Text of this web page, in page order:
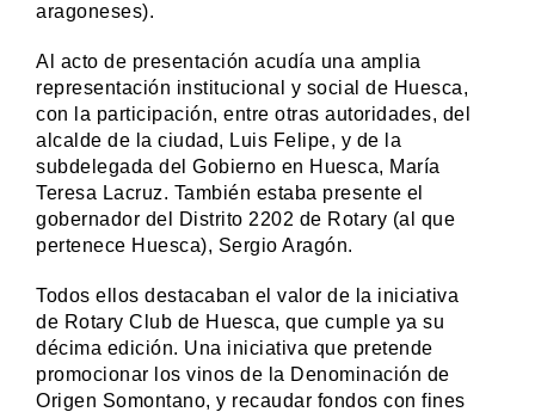
aragoneses).
Al acto de presentación acudía una amplia
representación institucional y social de Huesca,
con la participación, entre otras autoridades, del
alcalde de la ciudad, Luis Felipe, y de la
subdelegada del Gobierno en Huesca, María
Teresa Lacruz. También estaba presente el
gobernador del Distrito 2202 de Rotary (al que
pertenece Huesca), Sergio Aragón.
Todos ellos destacaban el valor de la iniciativa
de Rotary Club de Huesca, que cumple ya su
décima edición. Una iniciativa que pretende
promocionar los vinos de la Denominación de
Origen Somontano, y recaudar fondos con fines